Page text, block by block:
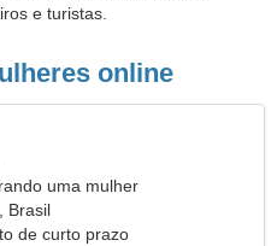
e turistas.
online
uma mulher
Brasil
de curto prazo